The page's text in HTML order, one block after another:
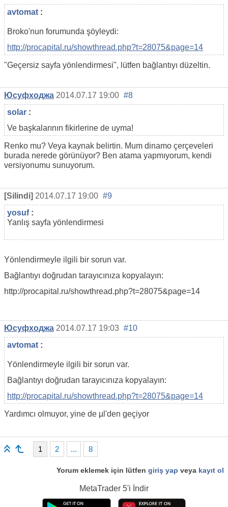
avtomat :
Broko'nun forumunda şöyleydi:
http://procapital.ru/showthread.php?t=28075&page=14
"Geçersiz sayfa yönlendirmesi", lütfen bağlantıyı düzeltin.
Юсуфходжа 2014.07.17 19:00 #8
solar :
Ve başkalarının fikirlerine de uyma!
Renko mu? Veya kaynak belirtin. Mum dinamo çerçeveleri
burada nerede görünüyor? Ben atama yapmıyorum, kendi
versiyonumu sunuyorum.
[Silindi] 2014.07.17 19:00 #9
yosuf:
Yanlış sayfa yönlendirmesi
Yönlendirmeyle ilgili bir sorun var.
Bağlantıyı doğrudan tarayıcınıza kopyalayın:
http://procapital.ru/showthread.php?t=28075&page=14
Юсуфходжа 2014.07.17 19:03 #10
avtomat :
Yönlendirmeyle ilgili bir sorun var.
Bağlantıyı doğrudan tarayıcınıza kopyalayın:
http://procapital.ru/showthread.php?t=28075&page=14
Yardımcı olmuyor, yine de µl'den geçiyor
1 2 ... 8
Yorum eklemek için lütfen giriş yap veya kayıt ol
MetaTrader 5'i İndir